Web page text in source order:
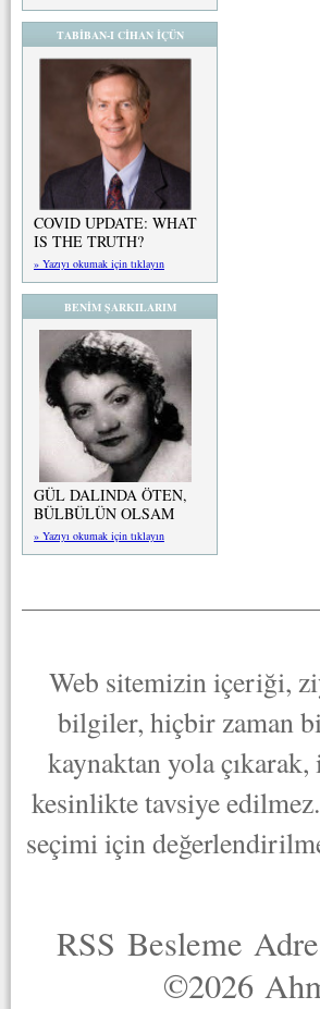
TABİBAN-I CİHAN İÇÜN
COVID UPDATE: WHAT
IS THE TRUTH?
» Yazıyı okumak için tıklayın
BENİM ŞARKILARIM
GÜL DALINDA ÖTEN,
BÜLBÜLÜN OLSAM
» Yazıyı okumak için tıklayın
Web sitemizin içeriği,
bilgiler, hiçbir zaman
kaynaktan yola
kesinlikte tavsiye
seçimi için
RSS Besleme
©2026